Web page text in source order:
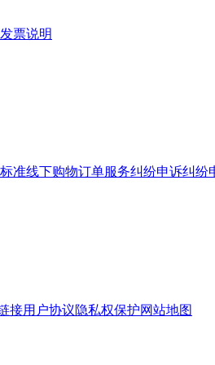
发票说明
准线下购物订单服务纠纷申诉纠纷
接用户协议隐私权保护网站地图